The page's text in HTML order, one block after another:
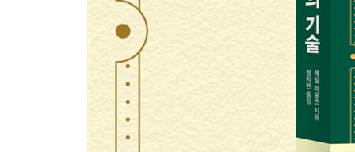
74 세일즈 성공의 열쇠: 비언어적 단서들을 읽어내
75 상대의 감정을 열쇠로 삼아라
76 실수했어도 나를 좋아하게 만드는 법
77 승자의 품위, 상대의 체면을 살리는 기술
78 당신을 VIP로 만들어줄 똑똑한 전략
79 리더는 먼저 박수를 친다